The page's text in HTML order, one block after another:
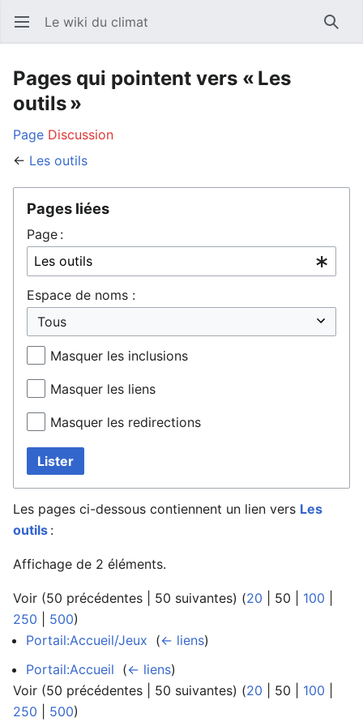
Ouvrir le menu principal Le wiki du climat
Pages qui pointent vers « Les
outils »
Page Discussion
← Les outils
Pages liées
Page :
Espace de noms :
Masquer les inclusions
Masquer les liens
Masquer les redirections
Lister
Les pages ci-dessous contiennent un lien vers Les
outils :
Affichage de 2 éléments.
Voir (50 précédentes 50 suivantes) (20 50 100
250
500)
Portail:Accueil/Jeux (← liens)
Portail:Accueil (← liens)
Voir (50 précédentes 50 suivantes) (20 50 100
250
500)